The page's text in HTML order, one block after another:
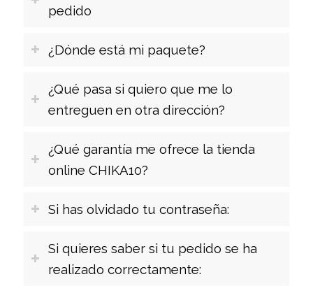
pedido
¿Dónde está mi paquete?
¿Qué pasa si quiero que me lo
entreguen en otra dirección?
¿Qué garantía me ofrece la tienda
online CHIKA10?
Si has olvidado tu contraseña:
Si quieres saber si tu pedido se ha
realizado correctamente: